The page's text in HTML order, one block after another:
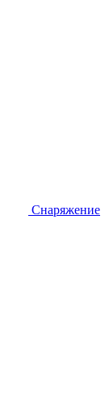
Снаряжение